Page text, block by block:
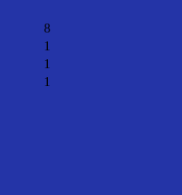
8
1
1
1